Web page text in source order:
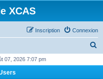
XCAS
Connexion
Inscription
07, 2026 7:07 pm